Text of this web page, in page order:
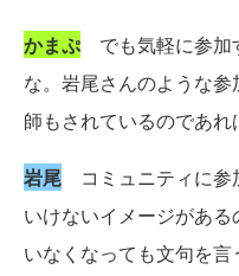
かまぷでも気軽に参加
な。岩尾さんのような
師もされているのであれ
岩尾 コミュニティに参
いけないイメージがあ
いなくなっても文句を言